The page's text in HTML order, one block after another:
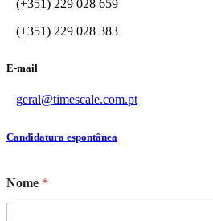
(+351) 229 028 659
(+351) 229 028 383
E-mail
geral@timescale.com.pt
Candidatura espontânea
Nome *